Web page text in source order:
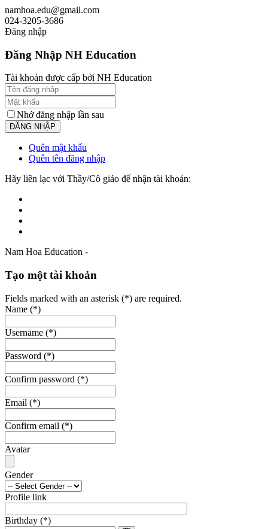
namhoa.edu@gmail.com
024-3205-3686
Đăng nhập
Đăng Nhập NH Education
Tài khoản được cấp bởi NH Education
Nhớ đăng nhập lần sau
Quên mật khẩu
Quên tên đăng nhập
Hãy liên lạc với Thầy/Cô giáo để nhận tài khoản:
Nam Hoa Education -
Tạo một tài khoản
Fields marked with an asterisk (*) are required.
Name (*)
Username (*)
Password (*)
Confirm password (*)
Email (*)
Confirm email (*)
Avatar
Gender
Profile link
Birthday (*)